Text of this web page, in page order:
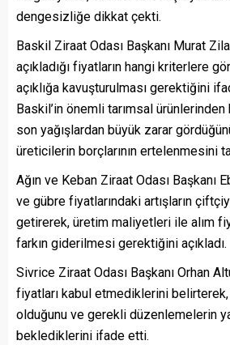
dengesizliğe dikkat çekti.
Baskil Ziraat Odası Başkanı Murat
açıkladığı fiyatların hangi kriterlere
açıklığa kavuşturulması gerektiğini
Baskil’in önemli tarımsal ürünlerinden
son yağışlardan büyük zarar
üreticilerin borçlarının ertelenmesini
Ağın ve Keban Ziraat Odası Başkanı
ve gübre fiyatlarındaki artışların
getirerek, üretim maliyetleri ile alım
farkın giderilmesi gerektiğini açıkladı.
Sivrice Ziraat Odası Başkanı Orhan
fiyatları kabul etmediklerini
olduğunu ve gerekli düzenlemelerin
beklediklerini ifade etti.